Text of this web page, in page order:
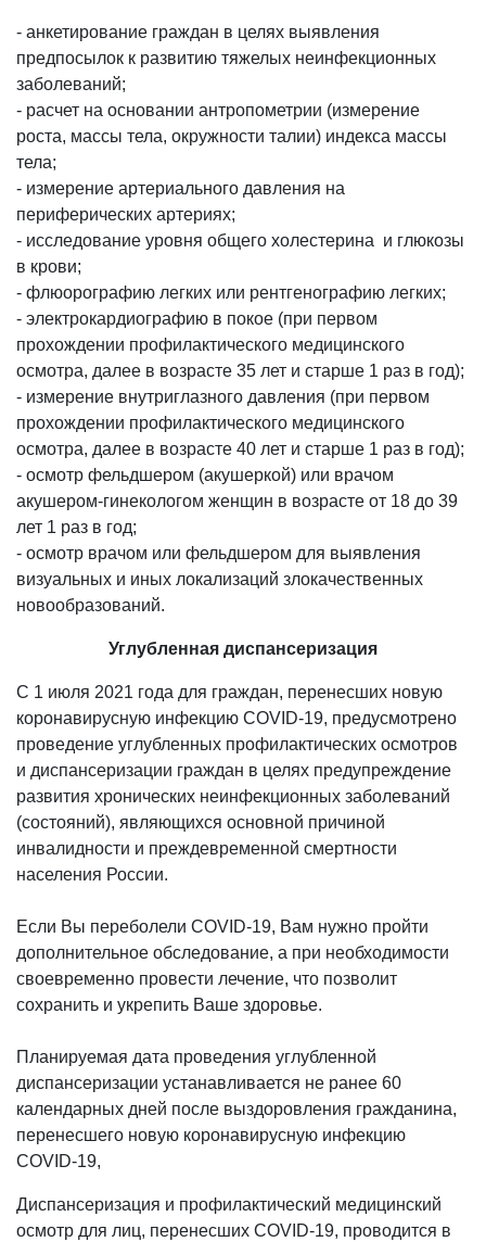
- анкетирование граждан в целях выявления
предпосылок к развитию тяжелых неинфекционных
заболеваний;
- расчет на основании антропометрии (измерение
роста, массы тела, окружности талии) индекса массы
тела;
- измерение артериального давления на
периферических артериях;
- исследование уровня общего холестерина и глюкозы
в крови;
- флюорографию легких или рентгенографию легких;
- электрокардиографию в покое (при первом
прохождении профилактического медицинского
осмотра, далее в возрасте 35 лет и старше 1 раз в год);
- измерение внутриглазного давления (при первом
прохождении профилактического медицинского
осмотра, далее в возрасте 40 лет и старше 1 раз в год);
- осмотр фельдшером (акушеркой) или врачом
акушером-гинекологом женщин в возрасте от 18 до 39
лет 1 раз в год;
- осмотр врачом или фельдшером для выявления
визуальных и иных локализаций злокачественных
новообразований.
Углубленная диспансеризация
С 1 июля 2021 года для граждан, перенесших новую
коронавирусную инфекцию COVID-19, предусмотрено
проведение углубленных профилактических осмотров
и диспансеризации граждан в целях предупреждение
развития хронических неинфекционных заболеваний
(состояний), являющихся основной причиной
инвалидности и преждевременной смертности
населения России.
Если Вы переболели COVID-19, Вам нужно пройти
дополнительное обследование, а при необходимости
своевременно провести лечение, что позволит
сохранить и укрепить Ваше здоровье.
Планируемая дата проведения углубленной
диспансеризации устанавливается не ранее 60
календарных дней после выздоровления гражданина,
перенесшего новую коронавирусную инфекцию
COVID-19,
Диспансеризация и профилактический медицинский
осмотр для лиц, перенесших COVID-19, проводится в